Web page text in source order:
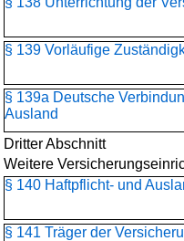
§ 139 Vorläufige
§ 139a Deutsche
Ausland
Dritter Abschnitt
Weitere
§ 140 Haftpflicht- und
§ 141 Träger der